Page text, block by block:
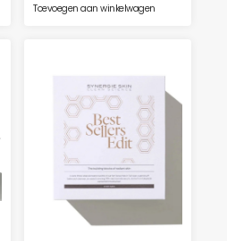
Toevoegen aan winkelwagen